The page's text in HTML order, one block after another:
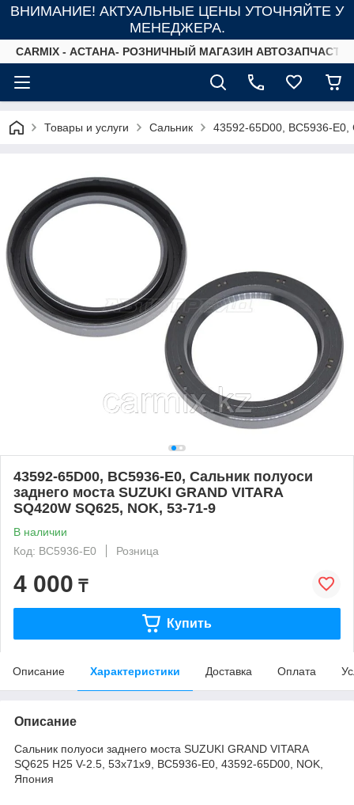
ВНИМАНИЕ! АКТУАЛЬНЫЕ ЦЕНЫ УТОЧНЯЙТЕ У
МЕНЕДЖЕРА.
СARMIX - АСТАНА- РОЗНИЧНЫЙ МАГАЗИН
Товары и услуги Сальник 43592-65D00, BC5936-E0,
43592-65D00, BC5936-E0, Сальник полуоси
заднего моста SUZUKI GRAND VITARA
SQ420W SQ625, NOK, 53-71-9
В наличии
Код: BC5936-E0
Розница
4 000 ₸
Купить
Описание Характеристики Доставка Оплата
Описание
Сальник полуоси заднего моста SUZUKI GRAND VITARA
SQ625 H25 V-2.5, 53x71x9, BC5936-E0, 43592-65D00, NOK,
Япония